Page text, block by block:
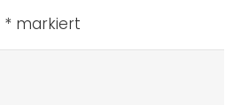
* markiert